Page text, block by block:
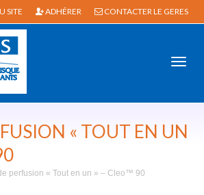
SITE ADHÉRER CONTACTER LE GERES
« TOUT EN UN
perfusion « Tout en un » – Cleo™ 90